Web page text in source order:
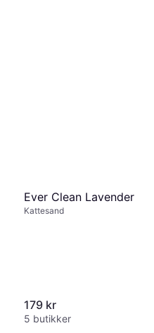
Ever Clean Lavender
Kattesand
179 kr
5 butikker